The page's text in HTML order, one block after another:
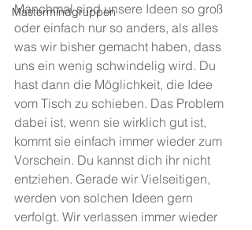
Mastermindgruppen
Manchmal sind unsere Ideen so groß
oder einfach nur so anders, als alles
was wir bisher gemacht haben, dass
uns ein wenig schwindelig wird. Du
hast dann die Möglichkeit, die Idee
vom Tisch zu schieben. Das Problem
dabei ist, wenn sie wirklich gut ist,
kommt sie einfach immer wieder zum
Vorschein. Du kannst dich ihr nicht
entziehen. Gerade wir Vielseitigen,
werden von solchen Ideen gern
verfolgt. Wir verlassen immer wieder